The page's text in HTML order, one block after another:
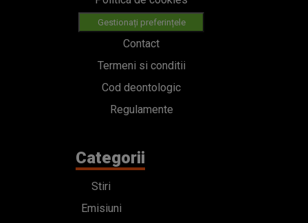
Gestionați preferințele
Contact
Termeni si conditii
Cod deontologic
Regulamente
Categorii
Stiri
Emisiuni